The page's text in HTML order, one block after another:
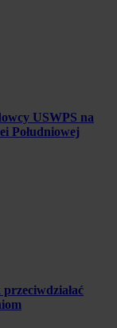
USWPS na
Południowej